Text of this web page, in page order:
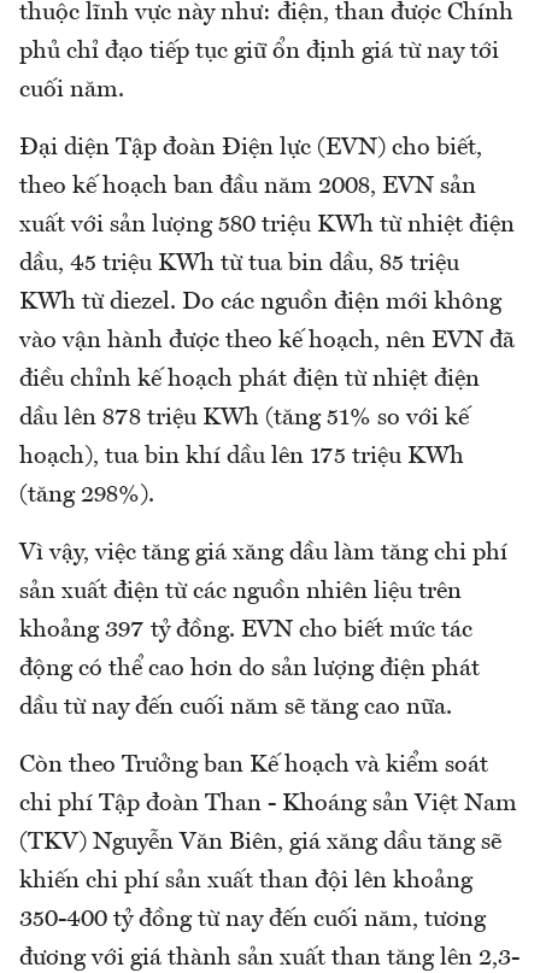
thuộc lĩnh vực này như: điện, than được Chính
phủ chỉ đạo tiếp tục giữ ổn định giá từ nay tới
cuối năm.
Đại diện Tập đoàn Điện lực (EVN) cho biết,
theo kế hoạch ban đầu năm 2008, EVN sản
xuất với sản lượng 580 triệu KWh từ nhiệt điện
dầu, 45 triệu KWh từ tua bin dầu, 85 triệu
KWh từ diezel. Do các nguồn điện mới không
vào vận hành được theo kế hoạch, nên EVN đã
điều chỉnh kế hoạch phát điện từ nhiệt điện
dầu lên 878 triệu KWh (tăng 51% so với kế
hoạch), tua bin khí dầu lên 175 triệu KWh
(tăng 298%).
Vì vậy, việc tăng giá xăng dầu làm tăng chi phí
sản xuất điện từ các nguồn nhiên liệu trên
khoảng 397 tỷ đồng. EVN cho biết mức tác
động có thể cao hơn do sản lượng điện phát
dầu từ nay đến cuối năm sẽ tăng cao nữa.
Còn theo Trưởng ban Kế hoạch và kiểm soát
chi phí Tập đoàn Than - Khoáng sản Việt Nam
(TKV) Nguyễn Văn Biên, giá xăng dầu tăng sẽ
khiến chi phí sản xuất than đội lên khoảng
350-400 tỷ đồng từ nay đến cuối năm, tương
đương với giá thành sản xuất than tăng lên 2,3-